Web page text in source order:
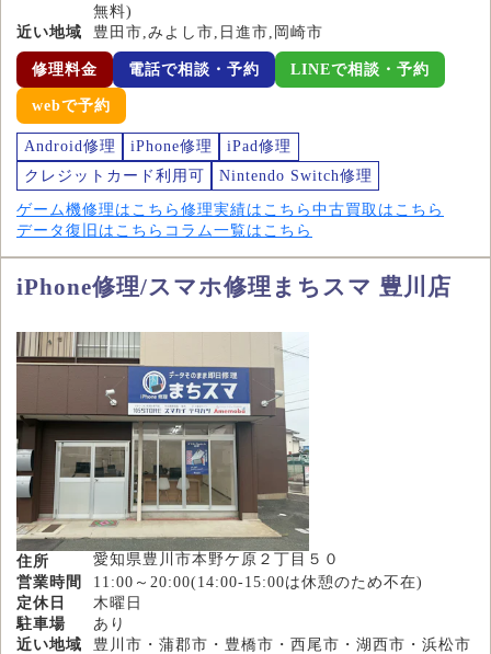
無料)
近い地域
豊田市,みよし市,日進市,岡崎市
修理料金 電話で相談・予約 LINEで相談・予約
webで予約
Android修理 iPhone修理
iPad修理
クレジットカード利用可
Nintendo Switch修理
ゲーム機修理はこちら 修理実績はこちら 中古買取はこちら
データ復旧はこちら コラム一覧はこちら
iPhone修理/スマホ修理まちスマ 豊川店
住所
愛知県豊川市本野ケ原２丁目５０
営業時間
11:00～20:00(14:00-15:00は休憩のため不在)
定休日
木曜日
駐車場
あり
近い地域
豊川市・蒲郡市・豊橋市・西尾市・湖西市・浜松市